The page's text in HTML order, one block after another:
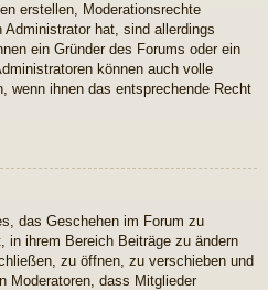
erstellen, Moderationsrechte
hat, sind allerdings
ein Gründer des Forums oder ein
können auch volle
wenn ihnen das entsprechende Recht
das Geschehen im Forum zu
in ihrem Bereich Beiträge zu ändern
zu öffnen, zu verschieben und
Moderatoren, dass Mitglieder